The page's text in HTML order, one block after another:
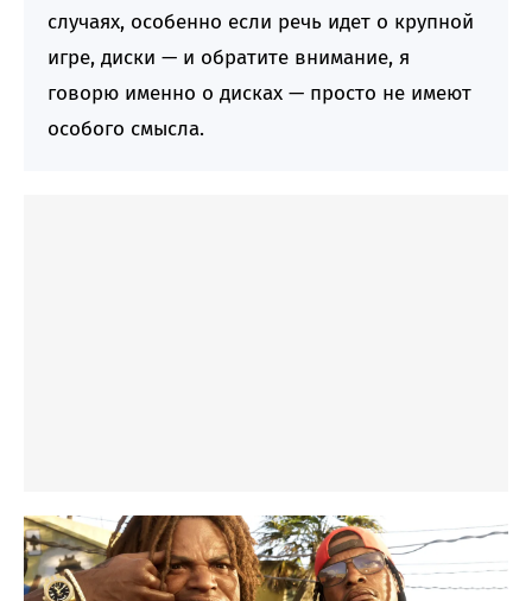
случаях, особенно если речь идет о крупной
игре, диски — и обратите внимание, я
говорю именно о дисках — просто не имеют
особого смысла.